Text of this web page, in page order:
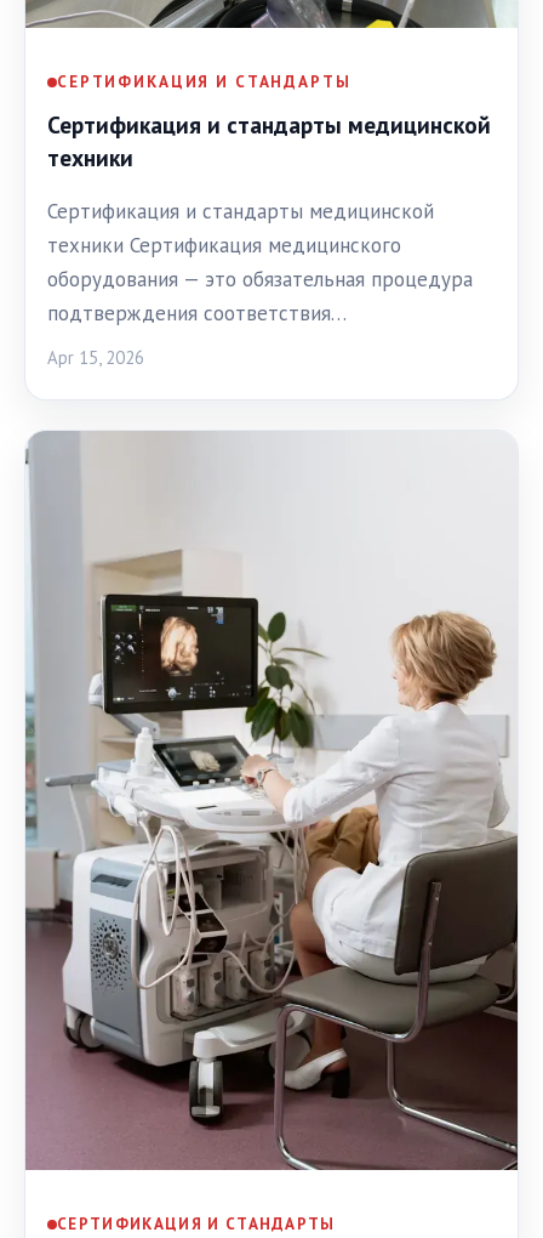
СЕРТИФИКАЦИЯ И СТАНДАРТЫ
Сертификация и стандарты медицинской
техники
Сертификация и стандарты медицинской
техники Сертификация медицинского
оборудования — это обязательная процедура
подтверждения соответствия…
Apr 15, 2026
СЕРТИФИКАЦИЯ И СТАНДАРТЫ